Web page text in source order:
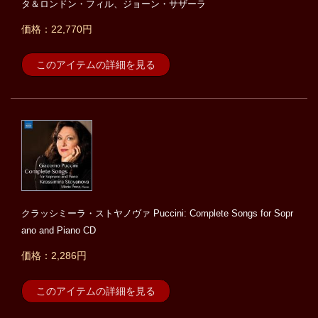
タ＆ロンドン・フィル、ジョーン・サザーラ
価格：22,770円
このアイテムの詳細を見る
クラッシミーラ・ストヤノヴァ Puccini: Complete Songs for Sopr
ano and Piano CD
価格：2,286円
このアイテムの詳細を見る